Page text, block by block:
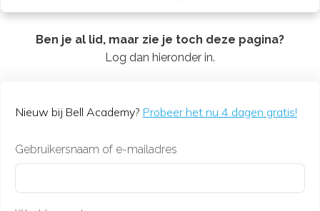
Ben je al lid, maar zie je toch deze pagina?
Log dan hieronder in.
Nieuw bij Bell Academy? Probeer het nu 4 dagen gratis!
Gebruikersnaam of e-mailadres